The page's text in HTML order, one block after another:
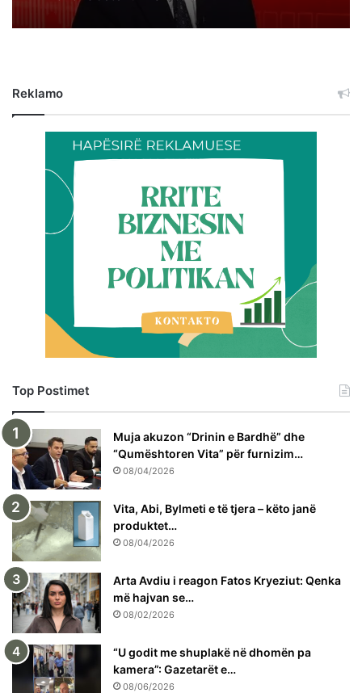
Reklamo
Top Postimet
Muja akuzon “Drinin e Bardhë” dhe
“Qumështoren Vita” për furnizim…
08/04/2026
Vita, Abi, Bylmeti e të tjera – këto janë
produktet…
08/04/2026
Arta Avdiu i reagon Fatos Kryeziut: Qenka
më hajvan se…
08/02/2026
“U godit me shuplakë në dhomën pa
kamera”: Gazetarët e…
08/06/2026